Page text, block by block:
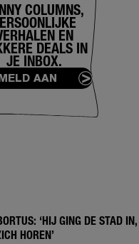
COLUMNS,
EN
DEALS IN
JE INBOX.
AAN
‘HIJ GING DE STAD IN,
HOREN’